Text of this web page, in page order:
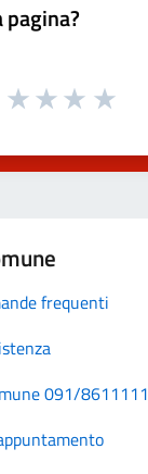
pagina?
frequenti
091/8611111